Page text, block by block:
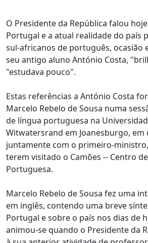
O Presidente da República falou
Portugal e a atual realidade do país
sul-africanos de português, ocasião
seu antigo aluno António Costa,
"estudava pouco".
Estas referências a António Costa
Marcelo Rebelo de Sousa numa
de língua portuguesa na
Witwatersrand em Joanesburgo,
juntamente com o primeiro-
terem visitado o Camões -- Centro
Portuguesa.
Marcelo Rebelo de Sousa fez uma
em inglês, contendo uma breve
Portugal e sobre o país nos dias de
animou-se quando o Presidente da